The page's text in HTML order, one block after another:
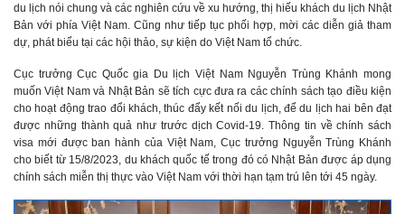
du lịch nói chung và các nghiên cứu về xu hướng, thị hiếu khách du lịch Nhật
Bản với phía Việt Nam. Cũng như tiếp tục phối hợp, mời các diễn giả tham
dự, phát biểu tại các hội thảo, sự kiện do Việt Nam tổ chức.
Cục trưởng Cục Quốc gia Du lịch Việt Nam Nguyễn Trùng Khánh mong
muốn Việt Nam và Nhật Bản sẽ tích cực đưa ra các chính sách tạo điều kiện
cho hoạt động trao đổi khách, thúc đẩy kết nối du lịch, để du lịch hai bên đạt
được những thành quả như trước dịch Covid-19. Thông tin về chính sách
visa mới được ban hành của Việt Nam, Cục trưởng Nguyễn Trùng Khánh
cho biết từ 15/8/2023, du khách quốc tế trong đó có Nhật Bản được áp dụng
chính sách miễn thị thực vào Việt Nam với thời hạn tạm trú lên tới 45 ngày.